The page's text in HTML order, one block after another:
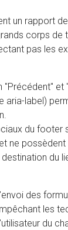
un rapport
corps de
pas les
"Précédent" et
aria-label)
du footer
ne possèdent
du
des
les
du